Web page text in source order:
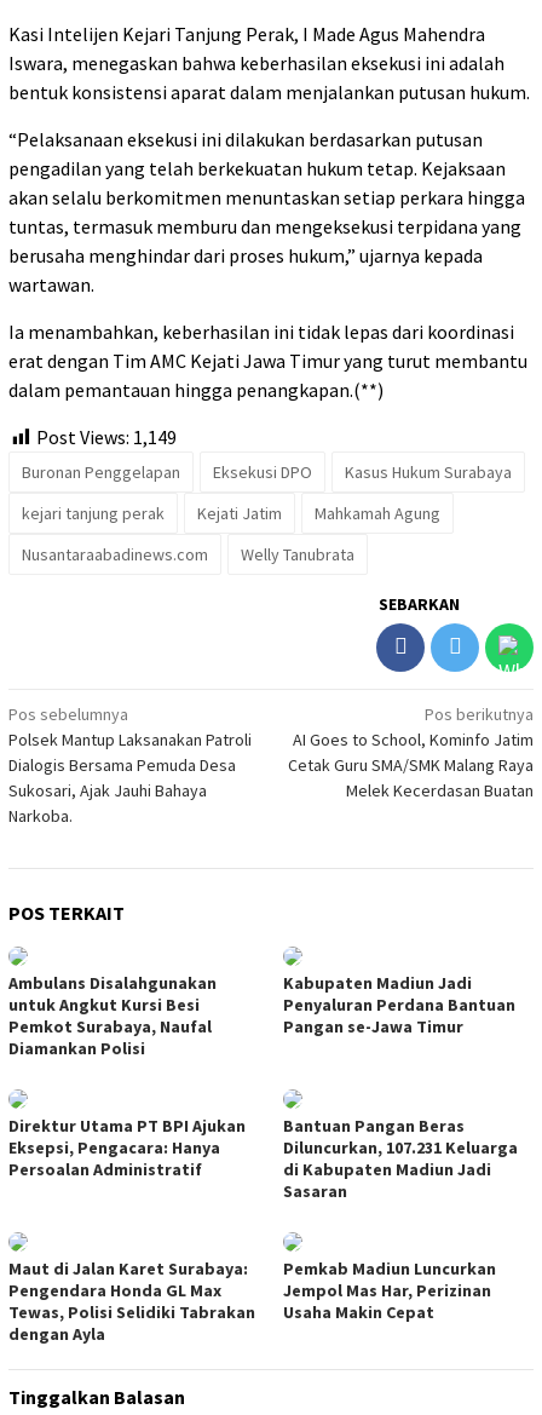
Kasi Intelijen Kejari Tanjung Perak, I Made Agus Mahendra
Iswara, menegaskan bahwa keberhasilan eksekusi ini adalah
bentuk konsistensi aparat dalam menjalankan putusan hukum.
“Pelaksanaan eksekusi ini dilakukan berdasarkan putusan
pengadilan yang telah berkekuatan hukum tetap. Kejaksaan
akan selalu berkomitmen menuntaskan setiap perkara hingga
tuntas, termasuk memburu dan mengeksekusi terpidana yang
berusaha menghindar dari proses hukum,” ujarnya kepada
wartawan.
Ia menambahkan, keberhasilan ini tidak lepas dari koordinasi
erat dengan Tim AMC Kejati Jawa Timur yang turut membantu
dalam pemantauan hingga penangkapan.(**)
Post Views: 1,149
Buronan Penggelapan Eksekusi DPO
Kasus Hukum Surabaya
kejari tanjung perak
Kejati Jatim
Mahkamah Agung
Nusantaraabadinews.com
Welly Tanubrata
SEBARKAN
Navigasi
pos
Pos sebelumnya
Polsek Mantup Laksanakan Patroli
Dialogis Bersama Pemuda Desa
Sukosari, Ajak Jauhi Bahaya
Narkoba.
Pos berikutnya
AI Goes to School, Kominfo Jatim
Cetak Guru SMA/SMK Malang Raya
Melek Kecerdasan Buatan
POS TERKAIT
Ambulans Disalahgunakan
untuk Angkut Kursi Besi
Pemkot Surabaya, Naufal
Diamankan Polisi
Kabupaten Madiun Jadi
Penyaluran Perdana Bantuan
Pangan se-Jawa Timur
Direktur Utama PT BPI Ajukan
Eksepsi, Pengacara: Hanya
Persoalan Administratif
Bantuan Pangan Beras
Diluncurkan, 107.231 Keluarga
di Kabupaten Madiun Jadi
Sasaran
Maut di Jalan Karet Surabaya:
Pengendara Honda GL Max
Tewas, Polisi Selidiki Tabrakan
dengan Ayla
Pemkab Madiun Luncurkan
Jempol Mas Har, Perizinan
Usaha Makin Cepat
Tinggalkan Balasan